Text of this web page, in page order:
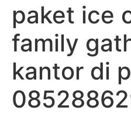
paket ice
family
kantor di